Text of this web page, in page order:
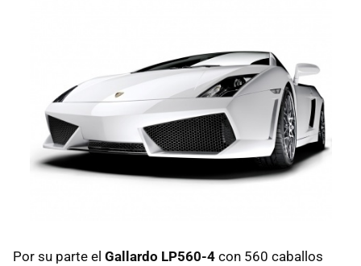
Por su parte el Gallardo LP560-4 con 560 caballos